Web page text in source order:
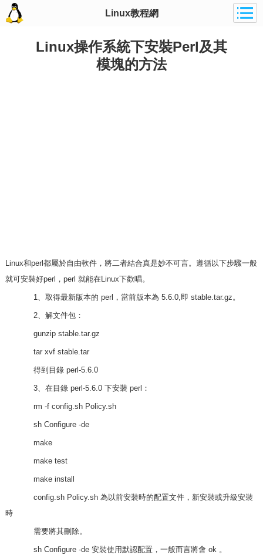
Linux教程網
Linux操作系統下安裝Perl及其
模塊的方法
Linux和perl都屬於自由軟件，將二者結合真是妙不可言。遵循以下步驟一般
就可安裝好perl，perl 就能在Linux下歡唱。
1、取得最新版本的 perl，當前版本為 5.6.0,即 stable.tar.gz。
2、解文件包：
gunzip stable.tar.gz
tar xvf stable.tar
得到目錄 perl-5.6.0
3、在目錄 perl-5.6.0 下安裝 perl：
rm -f config.sh Policy.sh
sh Configure -de
make
make test
make install
config.sh Policy.sh 為以前安裝時的配置文件，新安裝或升級安裝
時
需要將其刪除。
sh Configure -de 安裝使用默認配置，一般而言將會 ok 。